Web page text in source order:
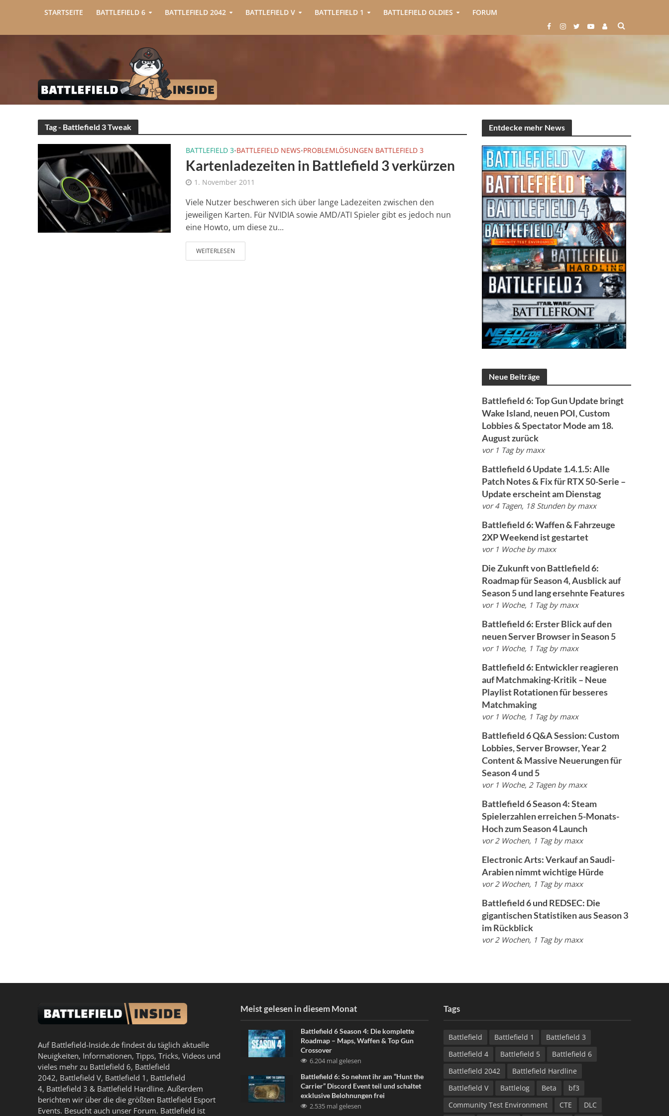
STARTSEITE BATTLEFIELD 6 BATTLEFIELD 2042 BATTLEFIELD V BATTLEFIELD 1 BATTLEFIELD OLDIES FORUM
Tag - Battlefield 3 Tweak
BATTLEFIELD 3•BATTLEFIELD NEWS•PROBLEMLÖSUNGEN BATTLEFIELD 3
Kartenladezeiten in Battlefield 3 verkürzen
1. November 2011
Viele Nutzer beschweren sich über lange Ladezeiten zwischen den
jeweiligen Karten. Für NVIDIA sowie AMD/ATI Spieler gibt es jedoch nun
eine Howto, um diese zu...
WEITERLESEN
Entdecke mehr News
Neue Beiträge
Battlefield 6: Top Gun Update bringt
Wake Island, neuen POI, Custom
Lobbies & Spectator Mode am 18.
August zurück
vor 1 Tag bymaxx
Battlefield 6 Update 1.4.1.5: Alle
Patch Notes & Fix für RTX 50-Serie –
Update erscheint am Dienstag
vor 4 Tagen, 18 Stunden bymaxx
Battlefield 6: Waffen & Fahrzeuge
2XP Weekend ist gestartet
vor 1 Woche bymaxx
Die Zukunft von Battlefield 6:
Roadmap für Season 4, Ausblick auf
Season 5 und lang ersehnte Features
vor 1 Woche, 1 Tag bymaxx
Battlefield 6: Erster Blick auf den
neuen Server Browser in Season 5
vor 1 Woche, 1 Tag bymaxx
Battlefield 6: Entwickler reagieren
auf Matchmaking-Kritik – Neue
Playlist Rotationen für besseres
Matchmaking
vor 1 Woche, 1 Tag bymaxx
Battlefield 6 Q&A Session: Custom
Lobbies, Server Browser, Year 2
Content & Massive Neuerungen für
Season 4 und 5
vor 1 Woche, 2 Tagen bymaxx
Battlefield 6 Season 4: Steam
Spielerzahlen erreichen 5-Monats-
Hoch zum Season 4 Launch
vor 2 Wochen, 1 Tag bymaxx
Electronic Arts: Verkauf an Saudi-
Arabien nimmt wichtige Hürde
vor 2 Wochen, 1 Tag bymaxx
Battlefield 6 und REDSEC: Die
gigantischen Statistiken aus Season 3
im Rückblick
vor 2 Wochen, 1 Tag bymaxx
Auf Battlefield-Inside.de findest du täglich aktuelle
Neuigkeiten, Informationen, Tipps, Tricks, Videos und
vieles mehr zu Battlefield 6, Battlefield
2042, Battlefield V, Battlefield 1 , Battlefield
4, Battlefield 3 & Battlefield Hardline. Außerdem
berichten wir über die die größten Battlefield Esport
Events. Besucht auch unser Forum. Battlefield ist
Meist gelesen in diesem Monat
Battlefield 6 Season 4: Die komplette
Roadmap – Maps, Waffen & Top Gun
Crossover
6.204 mal gelesen
Battlefield 6: So nehmt ihr am “Hunt the
Carrier” Discord Event teil und schaltet
exklusive Belohnungen frei
2.535 mal gelesen
Tags
Battlefield Battlefield 1
Battlefield 3
Battlefield 4
Battlefield 5
Battlefield 6
Battlefield 2042
Battlefield Hardline
Battlefield V
Battlelog Beta
bf3
Community Test Environment
CTE DLC